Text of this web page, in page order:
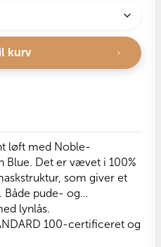
løft med Noble-
Blue. Det er vævet i 100%
som giver et
Både pude- og
lynlås.
100-certificeret og
kurv